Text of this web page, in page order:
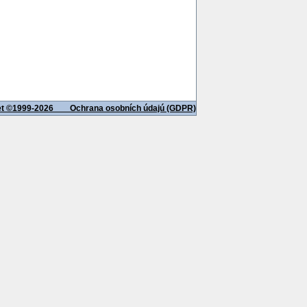
©1999-2026 Ochrana osobních údajú (GDPR)